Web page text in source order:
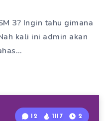
3? Ingin tahu gimana
kali ini admin akan
12 1117 2